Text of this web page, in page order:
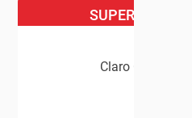
SUPER OFERTA
Claro Controle